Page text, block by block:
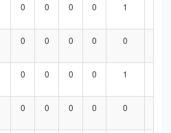
0 0 0 0 1
0 0 0 0 0
0 0 0 0 1
0 0 0 0 0